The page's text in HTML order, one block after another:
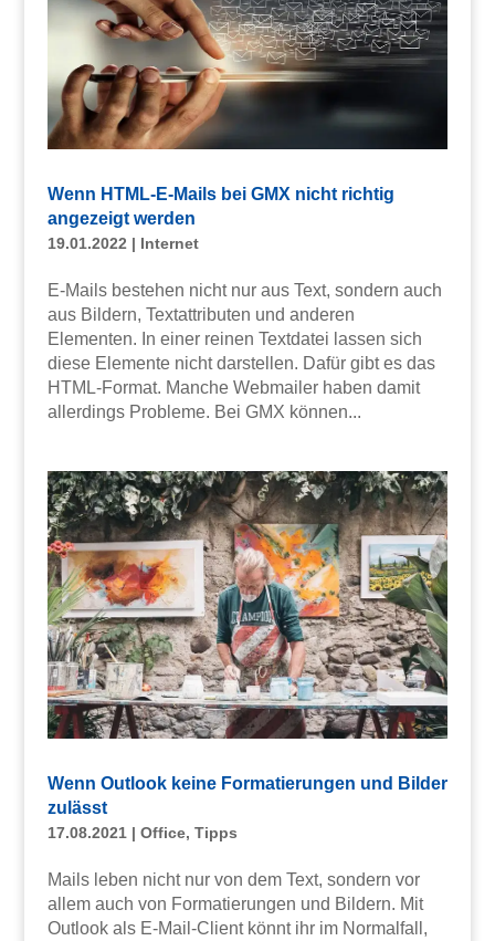
Wenn HTML-E-Mails bei GMX nicht richtig
angezeigt werden
19.01.2022 | Internet
E-Mails bestehen nicht nur aus Text, sondern auch
aus Bildern, Textattributen und anderen
Elementen. In einer reinen Textdatei lassen sich
diese Elemente nicht darstellen. Dafür gibt es das
HTML-Format. Manche Webmailer haben damit
allerdings Probleme. Bei GMX können...
Wenn Outlook keine Formatierungen und Bilder
zulässt
17.08.2021| Office, Tipps
Mails leben nicht nur von dem Text, sondern vor
allem auch von Formatierungen und Bildern. Mit
Outlook als E-Mail-Client könnt ihr im Normalfall,